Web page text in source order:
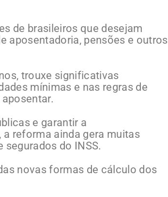
de brasileiros que desejam
aposentadoria, pensões e outros
trouxe significativas
mínimas e nas regras de
e garantir a
reforma ainda gera muitas
segurados do INSS.
novas formas de cálculo dos